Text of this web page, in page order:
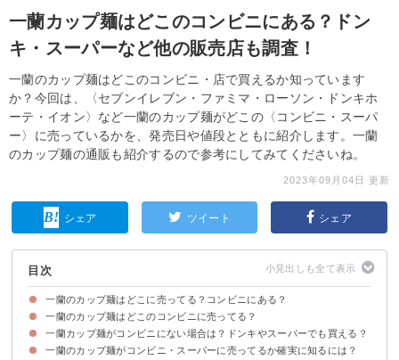
一蘭カップ麺はどこのコンビニにある？ドン
キ・スーパーなど他の販売店も調査！
一蘭のカップ麺はどこのコンビニ・店で買えるか知っています
か？今回は、〈セブンイレブン・ファミマ・ローソン・ドンキホ
ーテ・イオン〉など一蘭のカップ麺がどこの〈コンビニ・スーパ
ー〉に売っているかを、発売日や値段とともに紹介します。一蘭
のカップ麺の通販も紹介するので参考にしてみてくださいね。
2023年09月04日 更新
シェア ツイート シェア
目次
一蘭のカップ麺はどこに売ってる？コンビニにある？
そもそも一蘭のカップ麺とは？値段や発売日は？
一蘭のカップ麺はどこのコンビニに売ってる？
①セブンイレブン
②ファミマ
③ローソン
④ミニストップ
一蘭カップ麺がコンビニにない場合は？ドンキやスーパーでも買える？
①ドン・キホーテ
②イオン
③アピタ・ピアゴ
一蘭のカップ麺がコンビニ・スーパーに売ってるか確実に知るには？